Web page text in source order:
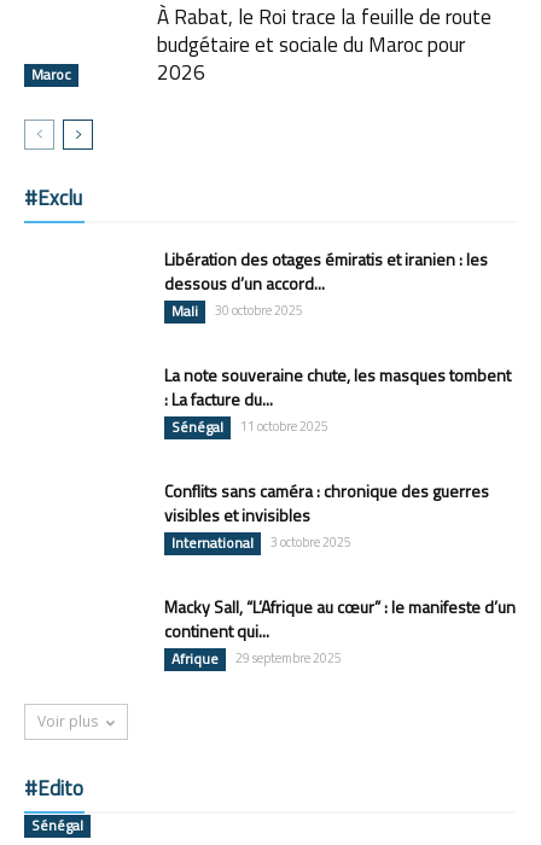
Maroc
À Rabat, le Roi trace la feuille de route
budgétaire et sociale du Maroc pour
2026
#Exclu
Libération des otages émiratis et iranien : les
dessous d’un accord...
Mali 30 octobre 2025
La note souveraine chute, les masques tombent
: La facture du...
Sénégal 11 octobre 2025
Conflits sans caméra : chronique des guerres
visibles et invisibles
International 3 octobre 2025
Macky Sall, “L’Afrique au cœur” : le manifeste d’un
continent qui...
Afrique 29 septembre 2025
Voir plus
#Edito
Sénégal